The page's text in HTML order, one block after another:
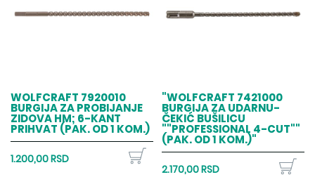
WOLFCRAFT 7920010
BURGIJA ZA PROBIJANJE
ZIDOVA HM; 6-KANT
PRIHVAT (PAK. OD 1 KOM.)
1.200,00 RSD
"WOLFCRAFT 7421000
BURGIJA ZA UDARNU-
ČEKIĆ BUŠILICU
""PROFESSIONAL 4-CUT""
(PAK. OD 1 KOM.)"
2.170,00 RSD